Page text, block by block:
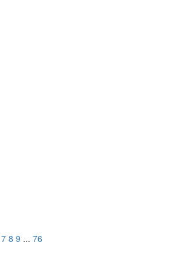
7 8 9 ... 76